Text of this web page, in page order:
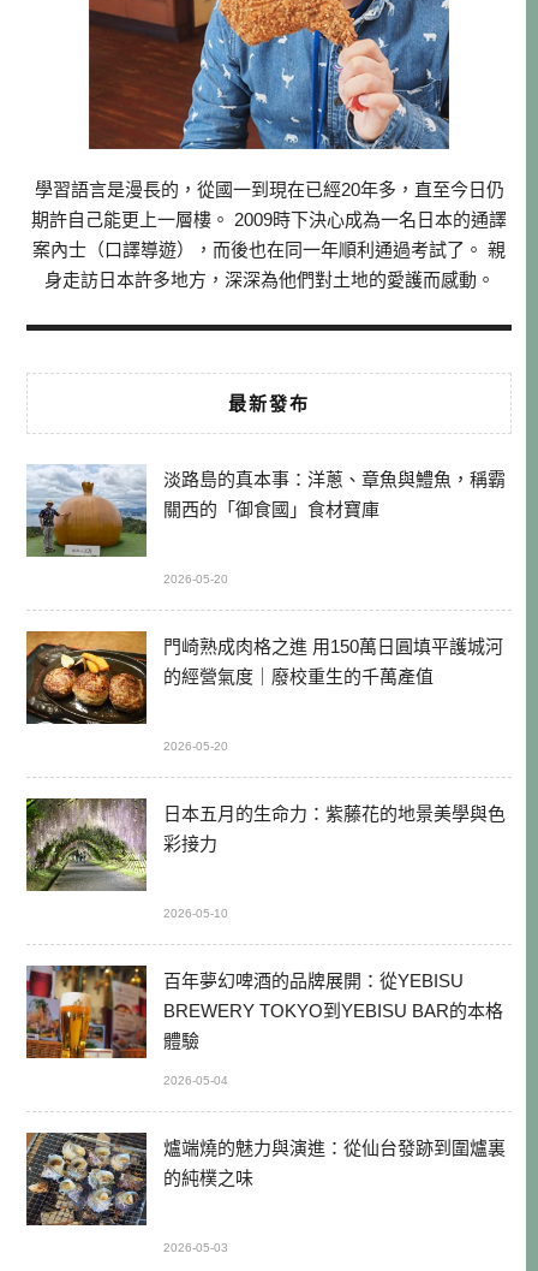
學習語言是漫長的，從國一到現在已經20年多，直至今日仍
期許自己能更上一層樓。 2009時下決心成為一名日本的通譯
案內士（口譯導遊），而後也在同一年順利通過考試了。 親
身走訪日本許多地方，深深為他們對土地的愛護而感動。
最新發布
淡路島的真本事：洋蔥、章魚與鱧魚，稱霸
關西的「御食國」食材寶庫
2026-05-20
門崎熟成肉格之進 用150萬日圓填平護城河
的經營氣度｜廢校重生的千萬產值
2026-05-20
日本五月的生命力：紫藤花的地景美學與色
彩接力
2026-05-10
百年夢幻啤酒的品牌展開：從YEBISU
BREWERY TOKYO到YEBISU BAR的本格
體驗
2026-05-04
爐端燒的魅力與演進：從仙台發跡到圍爐裏
的純樸之味
2026-05-03